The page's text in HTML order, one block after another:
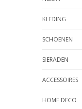
KLEDING
SCHOENEN
SIERADEN
ACCESSOIRES
HOME DECO